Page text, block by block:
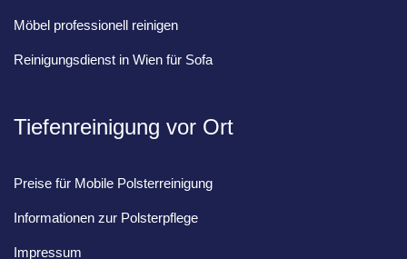
Möbel professionell reinigen
Reinigungsdienst in Wien für Sofa
Tiefenreinigung vor Ort
Preise für Mobile Polsterreinigung
Informationen zur Polsterpflege
Impressum